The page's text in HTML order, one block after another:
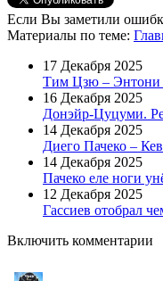
Если Вы заметили
Материалы по теме:
17 Декабря 2025
Тим Цзю – Энтони
16 Декабря 2025
Донэйр-Цуцуми.
14 Декабря 2025
Диего Пачеко –
14 Декабря 2025
Пачеко еле ноги
12 Декабря 2025
Гассиев отобрал
Включить комментарии